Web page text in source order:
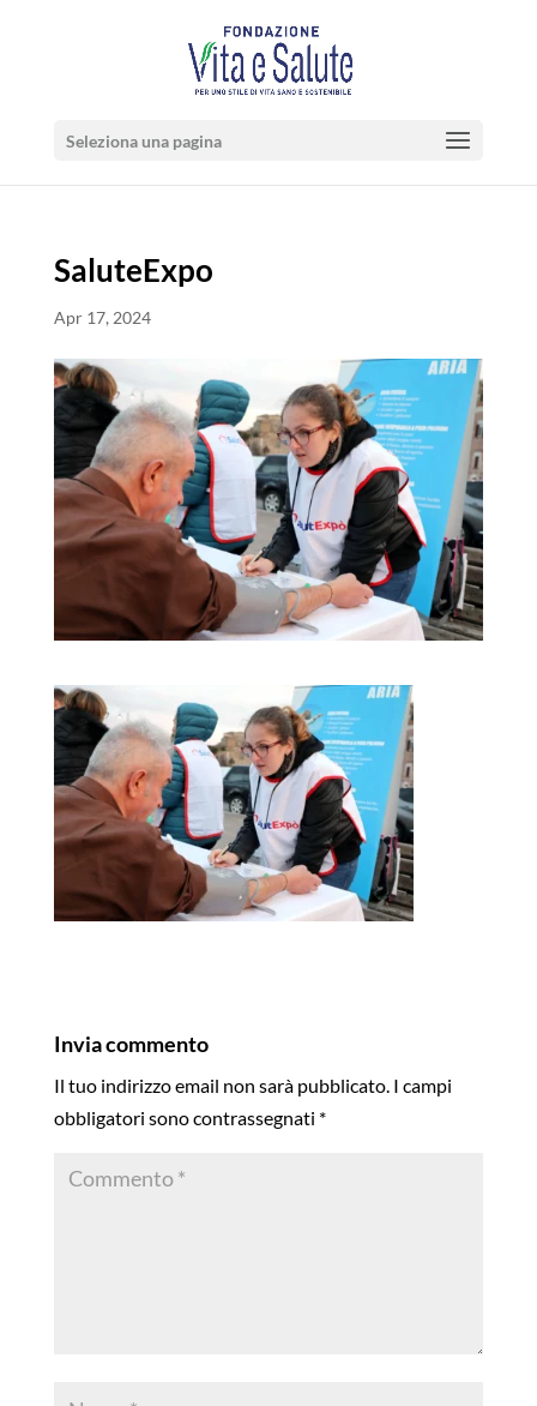
Seleziona una pagina
SaluteExpo
Apr 17, 2024
Invia commento
Il tuo indirizzo email non sarà pubblicato. I campi
obbligatori sono contrassegnati *